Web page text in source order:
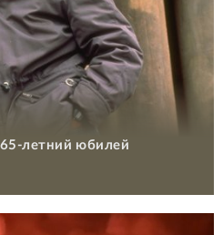
летний юбилей